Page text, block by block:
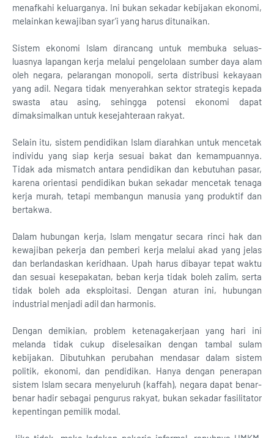
menafkahi keluarganya. Ini bukan sekadar kebijakan ekonomi,
melainkan kewajiban syar’i yang harus ditunaikan.
Sistem ekonomi Islam dirancang untuk membuka seluas-
luasnya lapangan kerja melalui pengelolaan sumber daya alam
oleh negara, pelarangan monopoli, serta distribusi kekayaan
yang adil. Negara tidak menyerahkan sektor strategis kepada
swasta atau asing, sehingga potensi ekonomi dapat
dimaksimalkan untuk kesejahteraan rakyat.
Selain itu, sistem pendidikan Islam diarahkan untuk mencetak
individu yang siap kerja sesuai bakat dan kemampuannya.
Tidak ada mismatch antara pendidikan dan kebutuhan pasar,
karena orientasi pendidikan bukan sekadar mencetak tenaga
kerja murah, tetapi membangun manusia yang produktif dan
bertakwa.
Dalam hubungan kerja, Islam mengatur secara rinci hak dan
kewajiban pekerja dan pemberi kerja melalui akad yang jelas
dan berlandaskan keridhaan. Upah harus dibayar tepat waktu
dan sesuai kesepakatan, beban kerja tidak boleh zalim, serta
tidak boleh ada eksploitasi. Dengan aturan ini, hubungan
industrial menjadi adil dan harmonis.
Dengan demikian, problem ketenagakerjaan yang hari ini
melanda tidak cukup diselesaikan dengan tambal sulam
kebijakan. Dibutuhkan perubahan mendasar dalam sistem
politik, ekonomi, dan pendidikan. Hanya dengan penerapan
sistem Islam secara menyeluruh (kaffah), negara dapat benar-
benar hadir sebagai pengurus rakyat, bukan sekadar fasilitator
kepentingan pemilik modal.